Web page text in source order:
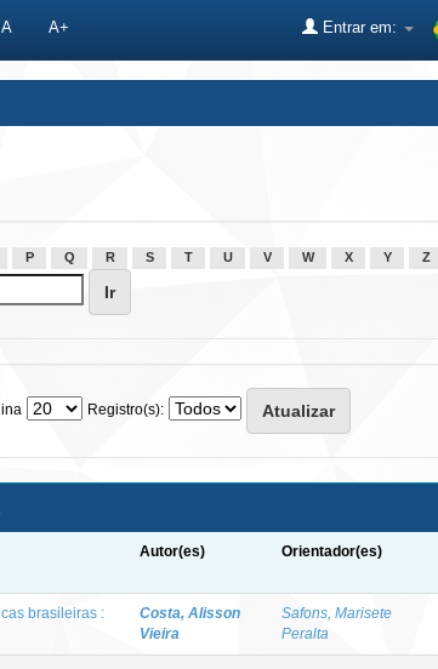
A A+ Entrar em:
P Q R S T U V W X Y Z
Registro(s):
Autor(es) Orientador(es)
brasileiras :
Costa, Alisson
Vieira
Safons, Marisete
Peralta